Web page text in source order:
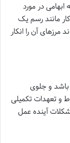
در مورد
مانند رسم یک
آن را انکار
باشد و جلوی
و تعهدات تکمیلی
آینده عمل